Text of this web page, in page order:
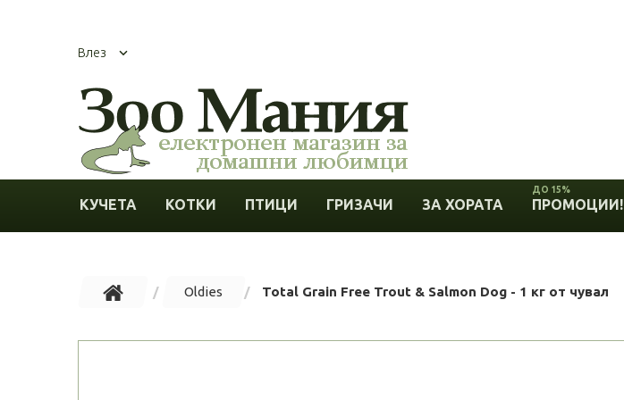
Влез
КУЧЕТА КОТКИ ПТИЦИ ГРИЗАЧИ ЗА ХОРАТА ПРОМОЦИИ!
ДО 15%
Oldies Total Grain Free Trout & Salmon Dog - 1 кг от чувал